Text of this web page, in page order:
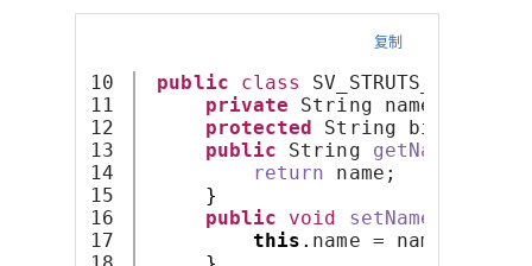
复制
10
11
12
13
14
15
16
17
public class
private String name;
protected String
public String getName
return name;
}
public
void setName
this . name = name;